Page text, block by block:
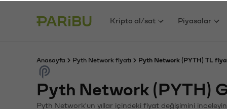
Kripto al/sat Piyasalar
Anasayfa Pyth Network fiyatı Pyth Network (PYTH) TL
Pyth Network (PYTH)
Pyth Network'un yıllar içindeki fiyat değişimini